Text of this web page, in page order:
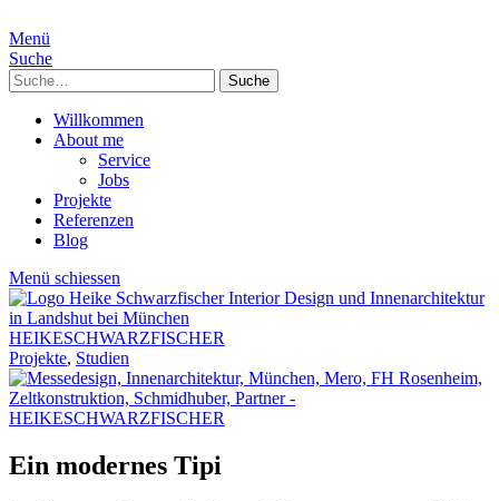
Menü
Suche
Suche
Willkommen
About me
Service
Jobs
Projekte
Referenzen
Blog
Menü schiessen
HEIKESCHWARZFISCHER
Projekte, Studien
Ein modernes Tipi